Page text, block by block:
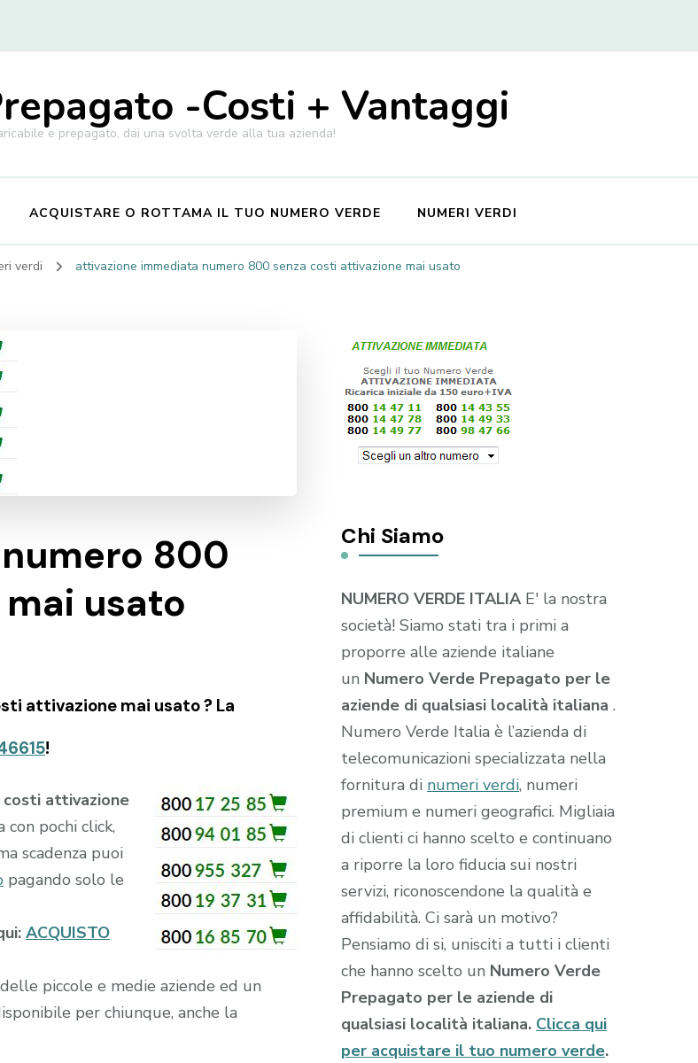
-Costi + Vantaggi
e prepagato, dai una svolta verde alla tua azienda!
ACQUISTARE O ROTTAMA IL TUO NUMERO VERDE NUMERI VERDI
verdi attivazione immediata numero 800 senza costi attivazione mai usato
800
usato
attivazione mai usato ? La
!
costi attivazione
pochi click,
scadenza puoi
pagando solo le
ACQUISTO
piccole e medie aziende ed un
per chiunque, anche la
Chi Siamo
NUMERO VERDE ITALIAE' la nostra
società! Siamo stati tra i primi a
proporre alle aziende italiane
un Numero Verde Prepagato per le
aziende di qualsiasi località italiana.
Numero Verde Italia è l’azienda di
telecomunicazioni specializzata nella
fornitura di numeri verdi, numeri
premium e numeri geografici. Migliaia
di clienti ci hanno scelto e continuano
a riporre la loro fiducia sui nostri
servizi, riconoscendone la qualità e
affidabilità. Ci sarà un motivo?
Pensiamo di si, unisciti a tutti i clienti
che hanno scelto un Numero Verde
Prepagato per le aziende di
qualsiasi località italiana. Clicca qui
per acquistare il tuo numero verde.